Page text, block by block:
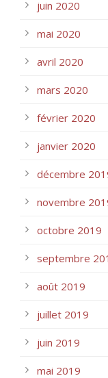
juin 2020
mai 2020
avril 2020
mars 2020
février 2020
janvier 2020
décembre
novembre
octobre 2019
septembre
août 2019
juillet 2019
juin 2019
mai 2019